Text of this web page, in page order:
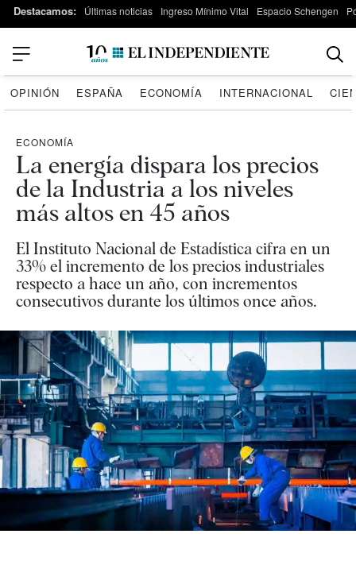
Destacamos: Últimas noticias Ingreso Mínimo Vital Espacio Schengen
OPINIÓN ESPAÑA ECONOMÍA INTERNACIONAL
ECONOMÍA
La energía dispara los precios
de la Industria a los niveles
más altos en 45 años
El Instituto Nacional de Estadística cifra en un
33% el incremento de los precios industriales
respecto a hace un año, con incrementos
consecutivos durante los últimos once años.